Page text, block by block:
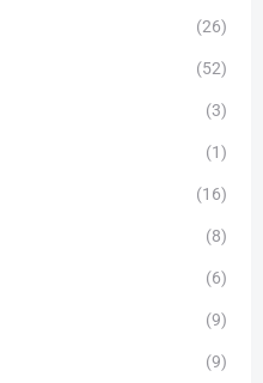
(26)
(52)
(3)
(1)
(16)
(8)
(6)
(9)
(9)